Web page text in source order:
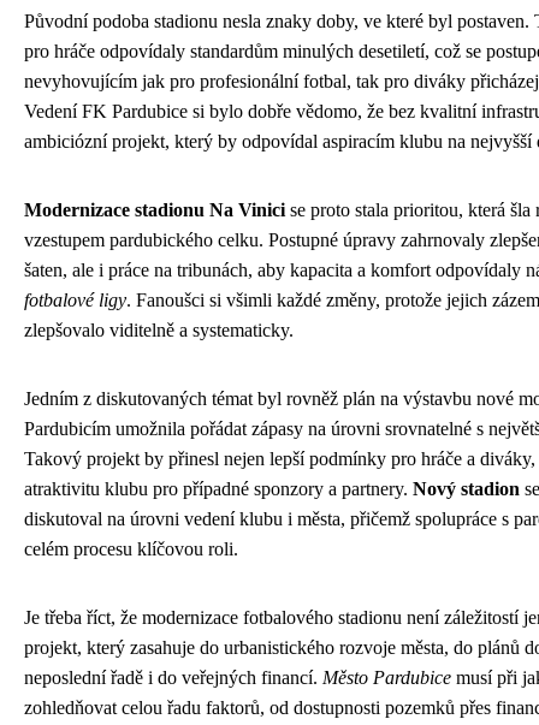
Původní podoba stadionu nesla znaky doby, ve které byl postaven.
pro hráče odpovídaly standardům minulých desetiletí, což se
nevyhovujícím jak pro profesionální fotbal, tak pro diváky
Vedení FK Pardubice si bylo dobře vědomo, že bez kvalitní
ambiciózní projekt, který by odpovídal aspiracím klubu na nejvyšší
Modernizace stadionu Na Vinici se proto stala prioritou, která
vzestupem pardubického celku. Postupné úpravy zahrnovaly
šaten, ale i práce na tribunách, aby kapacita a komfort odpovídaly
fotbalové ligy. Fanoušci si všimli každé změny, protože jejich
zlepšovalo viditelně a systematicky.
Jedním z diskutovaných témat byl rovněž plán na výstavbu nové
Pardubicím umožnila pořádat zápasy na úrovni srovnatelné s
Takový projekt by přinesl nejen lepší podmínky pro hráče a
atraktivitu klubu pro případné sponzory a partnery. Nový stadion
diskutoval na úrovni vedení klubu i města, přičemž spolupráce s
celém procesu klíčovou roli.
Je třeba říct, že modernizace fotbalového stadionu není záležitostí
projekt, který zasahuje do urbanistického rozvoje města, do plánů
neposlední řadě i do veřejných financí. Město Pardubice musí při
zohledňovat celou řadu faktorů, od dostupnosti pozemků přes